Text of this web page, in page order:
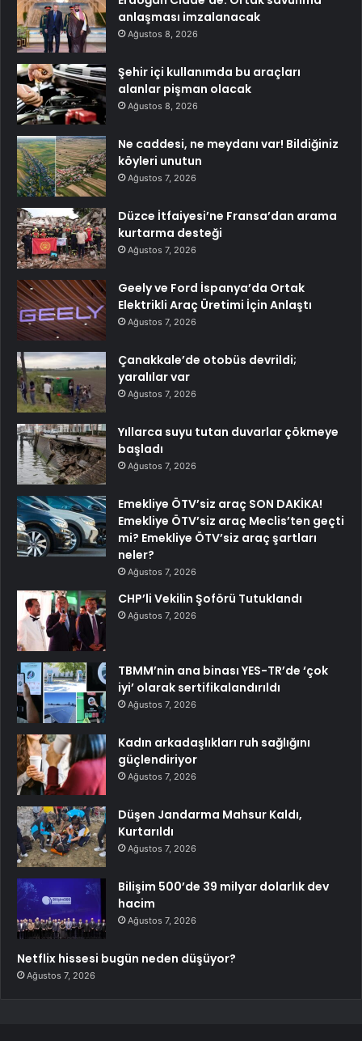
anlaşması imzalanacak
Ağustos 8, 2026
Şehir içi kullanımda bu araçları
alanlar pişman olacak
Ağustos 8, 2026
Ne caddesi, ne meydanı var! Bildiğiniz
köyleri unutun
Ağustos 7, 2026
Düzce İtfaiyesi’ne Fransa’dan arama
kurtarma desteği
Ağustos 7, 2026
Geely ve Ford İspanya’da Ortak
Elektrikli Araç Üretimi İçin Anlaştı
Ağustos 7, 2026
Çanakkale’de otobüs devrildi;
yaralılar var
Ağustos 7, 2026
Yıllarca suyu tutan duvarlar çökmeye
başladı
Ağustos 7, 2026
Emekliye ÖTV’siz araç SON DAKİKA!
Emekliye ÖTV’siz araç Meclis’ten geçti
mi? Emekliye ÖTV’siz araç şartları
neler?
Ağustos 7, 2026
CHP’li Vekilin Şoförü Tutuklandı
Ağustos 7, 2026
TBMM’nin ana binası YES-TR’de ‘çok
iyi’ olarak sertifikalandırıldı
Ağustos 7, 2026
Kadın arkadaşlıkları ruh sağlığını
güçlendiriyor
Ağustos 7, 2026
Düşen Jandarma Mahsur Kaldı,
Kurtarıldı
Ağustos 7, 2026
Bilişim 500’de 39 milyar dolarlık dev
hacim
Ağustos 7, 2026
Netflix hissesi bugün neden düşüyor?
Ağustos 7, 2026